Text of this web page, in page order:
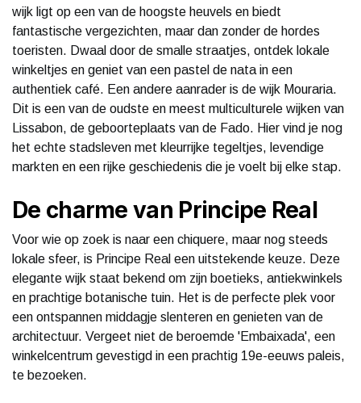
wijk ligt op een van de hoogste heuvels en biedt
fantastische vergezichten, maar dan zonder de hordes
toeristen. Dwaal door de smalle straatjes, ontdek lokale
winkeltjes en geniet van een pastel de nata in een
authentiek café. Een andere aanrader is de wijk Mouraria.
Dit is een van de oudste en meest multiculturele wijken van
Lissabon, de geboorteplaats van de Fado. Hier vind je nog
het echte stadsleven met kleurrijke tegeltjes, levendige
markten en een rijke geschiedenis die je voelt bij elke stap.
De charme van Principe Real
Voor wie op zoek is naar een chiquere, maar nog steeds
lokale sfeer, is Principe Real een uitstekende keuze. Deze
elegante wijk staat bekend om zijn boetieks, antiekwinkels
en prachtige botanische tuin. Het is de perfecte plek voor
een ontspannen middagje slenteren en genieten van de
architectuur. Vergeet niet de beroemde 'Embaixada', een
winkelcentrum gevestigd in een prachtig 19e-eeuws paleis,
te bezoeken.